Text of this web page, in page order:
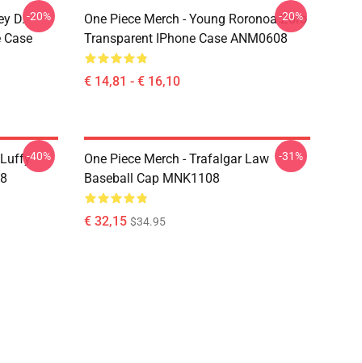
D.
Case
-20%
One Piece Merch - Young Roronoa Zoro
Transparent IPhone Case ANM0608
€ 14,81 - € 16,10
-20%
Luffy-40%
One Piece Merch - Trafalgar Law
Baseball Cap MNK1108
€ 32,15 $34.95
-31%